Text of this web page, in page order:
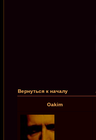
Вернуться к началу
Oakim